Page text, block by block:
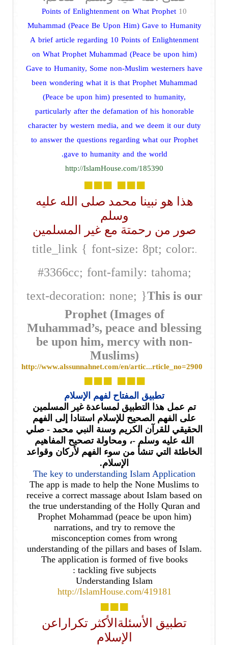
10
Points of Enlightenment on What Prophet
Muhammad (Peace Be Upon Him) Gave to Humanity
A brief article regarding 10 Points of Enlightenment
on What Prophet Muhammad (Peace be upon him)
Gave to Humanity, Some non-Muslim westerners have
been wondering what it is that Prophet Muhammad
(Peace be upon him) presented to humanity,
particularly after the defamation of his honorable
character by western media, and we deem it our duty
to answer the questions regarding what our Prophet
gave to humanity and the world.
http://IslamHouse.com/185390
■■■
■■■
هذا هو نبينا محمد صلى الله عليه
وسلم
صور من رحمتة مع غير المسلمين
.
title_link { font-size: 8pt; color:
#3366cc; font-family: tahoma;
text-decoration: none; }This is our
Prophet (Images of
Muhammad’s, peace and blessing
be upon him, mercy with non-
Muslims)
http://www.alssunnahnet.com/en/artic...rticle_no=2900
■■■
■■■
تطبيق المفتاح لفهم الإسلام
تم عمل هذا التطبيق لمساعدة غير المسلمين
على الفهم الصحيح للإسلام استنادا إلى الفهم
الحقيقي للقرآن الكريم وسنة النبي محمد - صلي
الله عليه وسلم -، ومحاولة تصحيح المفاهيم
الخاطئة التي تنشأ من سوء الفهم لأركان وقواعد
الإسلام.
The key to understanding Islam Application
The app is made to help the None Muslims to
receive a correct massage about Islam based on
the true understanding of the Holly Quran and
Prophet Mohammad (peace be upon him)
narrations, and try to remove the
misconception comes from wrong
understanding of the pillars and bases of Islam.
The application is formed of five books
tackling five subjects :
Understanding Islam
http://IslamHouse.com/419181
■■■
تطبيق الأسئلة الأكثر تكرارا عن
الإسلام